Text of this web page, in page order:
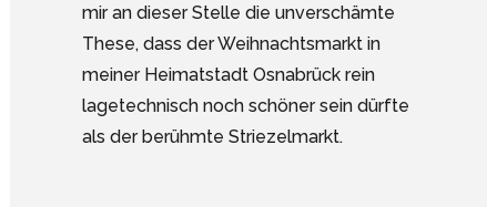
mir an dieser Stelle die unverschämte
These, dass der Weihnachtsmarkt in
meiner Heimatstadt Osnabrück rein
lagetechnisch noch schöner sein dürfte
als der berühmte Striezelmarkt.